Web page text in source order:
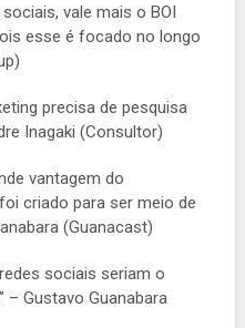
vale mais o BOI
esse é focado no longo
precisa de pesquisa
Inagaki (Consultor)
vantagem do
criado para ser meio de
(Guanacast)
sociais seriam o
– Gustavo Guanabara